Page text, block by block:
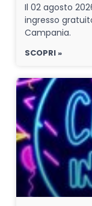
Il 02 agosto
ingresso
Campania.
SCOPRI »